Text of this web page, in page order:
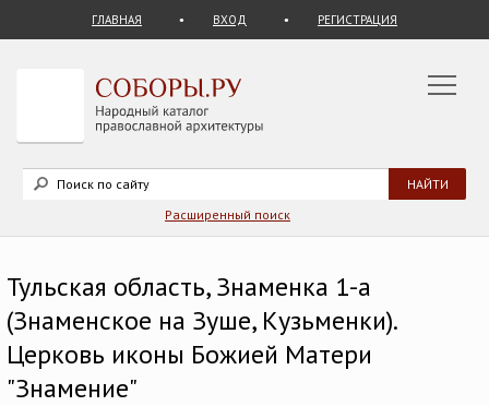
ГЛАВНАЯ ВХОД РЕГИСТРАЦИЯ
Расширенный поиск
Тульская область, Знаменка 1-а
(Знаменское на Зуше, Кузьменки).
Церковь иконы Божией Матери
"Знамение"